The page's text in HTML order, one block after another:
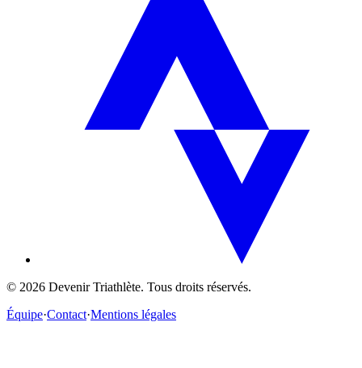
© 2026 Devenir Triathlète. Tous droits réservés.
Équipe·Contact·Mentions légales